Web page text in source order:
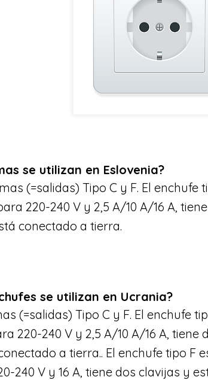
se utilizan en Eslovenia?
(=salidas) Tipo C y F. El enchufe
220-240 V y 2,5 A/10 A/16 A, tiene
conectado a tierra.
se utilizan en Ucrania?
(=salidas) Tipo C y F. El enchufe
220-240 V y 2,5 A/10 A/16 A, tiene
a tierra.. El enchufe tipo F
240 V y 16 A, tiene dos clavijas y